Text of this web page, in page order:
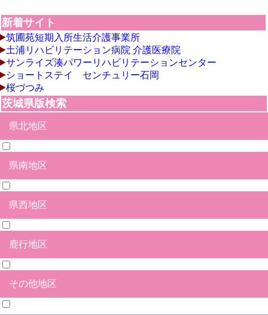
新着サイト
筑圃苑短期入所生活介護事業所
土浦リハビリテーション病院 介護医療院
サンライズ湊パワーリハビリテーションセンター
ショートステイ センチュリー石岡
桜づつみ
茨城県版検索
県北地区
日立市
北茨城市
高萩市
常陸太田市
ひたちなか市
水戸市
笠間市
那珂市
常陸大宮市
久慈郡大子町
那珂郡東海村
東茨城郡茨城町
東茨城郡大洗町
東茨城郡城里町
県南地区
石岡市
土浦市
つくば市
牛久市
龍ヶ崎市
取手市
守谷市
かすみがうら市
つくばみらい市
小美玉市
稲敷市
稲敷郡美浦村
稲敷郡阿見町
稲敷郡河内町
北相馬郡利根町
県西地区
結城市
筑西市
下妻市
常総市
坂東市
古河市
桜川市
結城郡八千代町
猿島郡五霞町
猿島郡境町
鹿行地区
鉾田市
鹿嶋市
神栖市
行方市
潮来市
その他地区